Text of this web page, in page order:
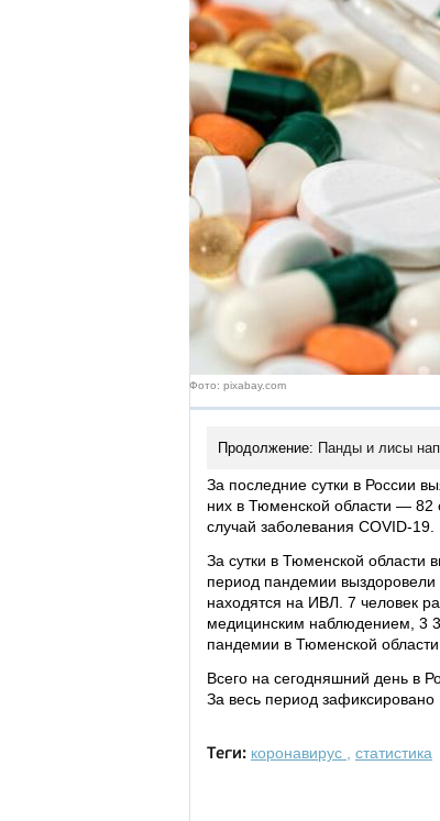
Фото: pixabay.com
Продолжение: Панды и лисы
За последние сутки в России
них в Тюменской области — 82
случай заболевания COVID-19.
За сутки в Тюменской области
период пандемии
находятся на ИВЛ. 7 человек
медицинским наблюдением, 3
пандемии в Тюменской
Всего на сегодняшний день в
За весь период
Теги: коронавирус статистика